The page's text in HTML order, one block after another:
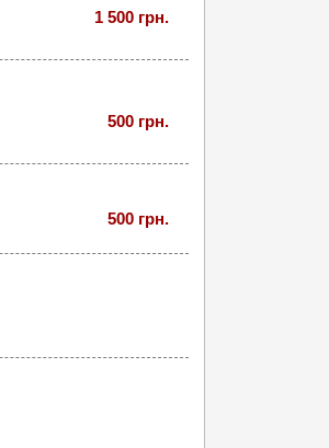
1 500 грн.
500 грн.
500 грн.